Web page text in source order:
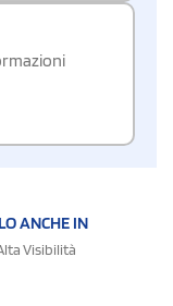
ANCHE IN
Visibilità